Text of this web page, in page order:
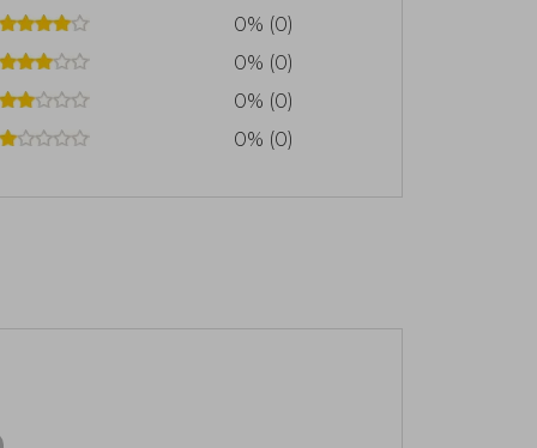
0% (0)
0% (0)
0% (0)
0% (0)